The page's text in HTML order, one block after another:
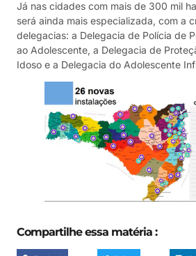
Já nas cidades com mais de 300 mil
será ainda mais especializada, com a
delegacias: a Delegacia de Polícia de
ao Adolescente, a Delegacia de
Idoso e a Delegacia do Adolescente
Compartilhe essa matéria :